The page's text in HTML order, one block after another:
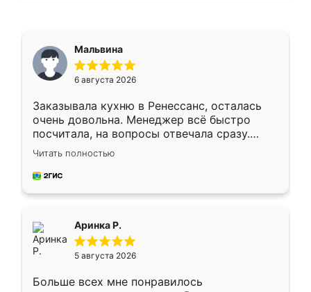
Мальвина
6 августа 2026
Заказывала кухню в Ренессанс, осталась
очень довольна. Менеджер всё быстро
посчитала, на вопросы отвечала сразу.
Замерщик приехал в субботу, подошёл к
делу со всей ответственностью. Собрали
за день, ребята работали аккуратно, даже
Читать полностью
Аринка Р.
5 августа 2026
Больше всех мне понравилось